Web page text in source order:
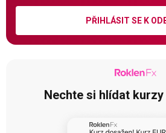
PŘIHLÁSIT SE K
Nechte si hlídat kurzy